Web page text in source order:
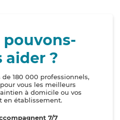
aider ?
180 000 professionnels,
vous les meilleurs
à domicile ou vos
en établissement.
7/7